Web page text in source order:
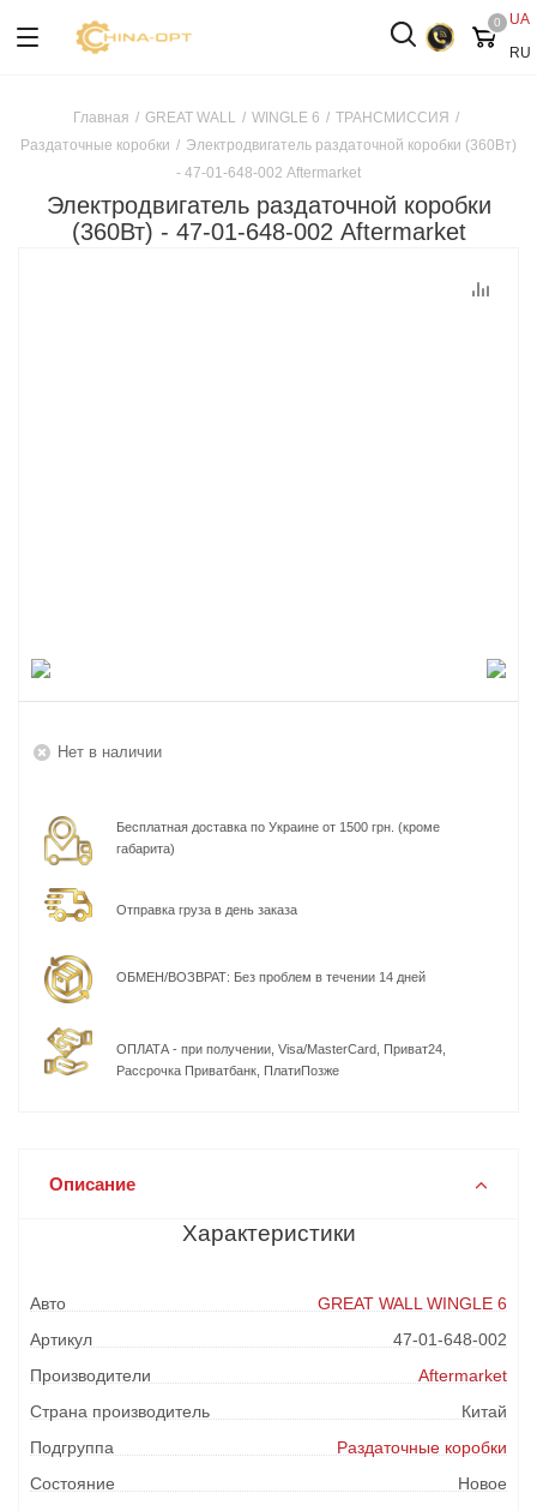
UA
RU
0
Главная / GREAT WALL / WINGLE 6 / ТРАНСМИССИЯ /
Раздаточные коробки / Электродвигатель раздаточной коробки (360Вт)
- 47-01-648-002 Aftermarket
Электродвигатель раздаточной коробки
(360Вт) - 47-01-648-002 Aftermarket
Нет в наличии
Бесплатная доставка по Украине от 1500 грн. (кроме
габарита)
Отправка груза в день заказа
ОБМЕН/ВОЗВРАТ: Без проблем в течении 14 дней
ОПЛАТА - при получении, Visa/MasterCard, Приват24,
Рассрочка Приватбанк, ПлатиПозже
Описание
Характеристики
Авто
GREAT WALL WINGLE 6
Артикул
47-01-648-002
Производители
Aftermarket
Страна производитель
Китай
Подгруппа
Раздаточные коробки
Состояние
Новое